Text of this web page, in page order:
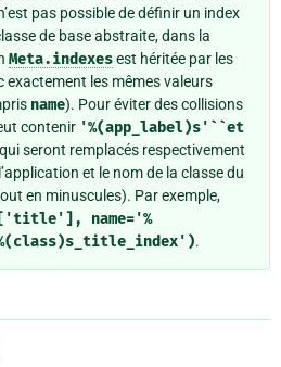
pas possible de définir un index
de base abstraite, dans la
Meta.indexesest héritée par les
exactement les mêmes valeurs
name). Pour éviter des collisions
contenir '%(app_label)s'``et
qui seront remplacés respectivement
et le nom de la classe du
en minuscules). Par exemple,
name='%
.